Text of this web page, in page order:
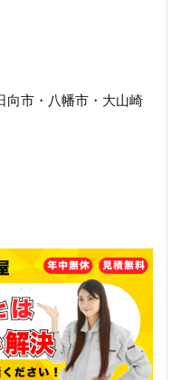
向市・八幡市・大山崎